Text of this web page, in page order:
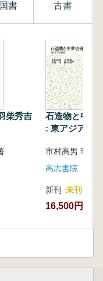
書 古書
柴秀吉
石造物と中世
: 東アジアと
高志書院
新刊 未刊
16,500円